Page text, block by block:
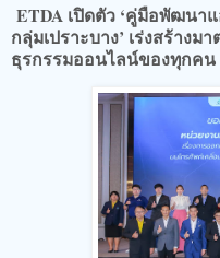
ETDA เปิดตัว ‘คู่มือพัฒน
กลุ่มเปราะบาง’ เร่งสร้าง
ธุรกรรมออนไลน์ของทุกคน